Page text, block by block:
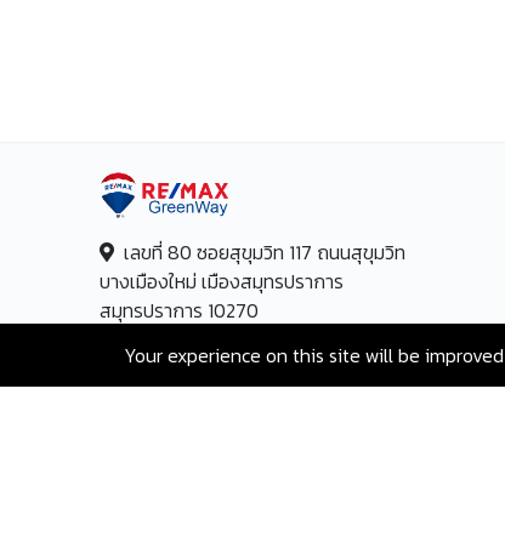
เลขที่ 80 ซอยสุขุมวิท 117 ถนนสุขุมวิท
บางเมืองใหม่ เมืองสมุทรปราการ
สมุทรปราการ 10270
Hotline:+66-2-840-2224, 081-638-
9190
Your experience on this site will be